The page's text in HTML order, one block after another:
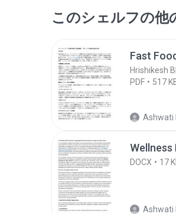
このシェルフの他
Fast
Hrishikesh
PDF
517
Ashwati
DOCX 17
Ashwati